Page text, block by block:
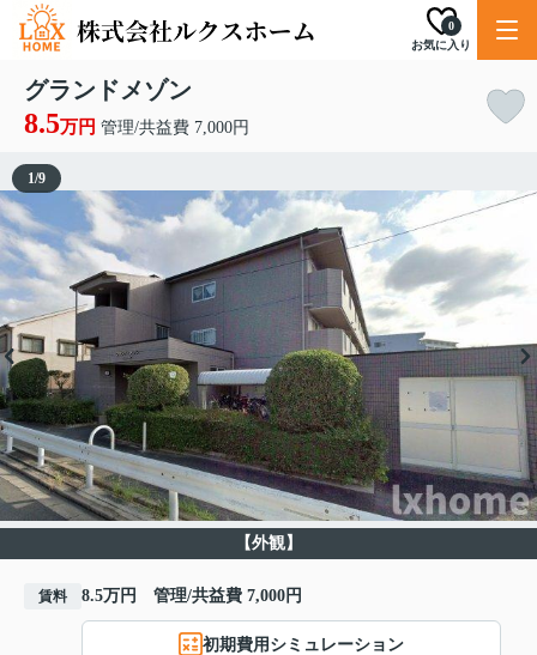
お気に入り
0
グランドメゾン
8.5万円 管理/共益費 7,000円
【外観】
1/9
賃料 8.5万円 管理/共益費 7,000円
初期費用シミュレーション